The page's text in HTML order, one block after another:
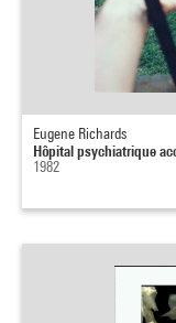
Eugene Richards
Hôpital psychiatrique
1982